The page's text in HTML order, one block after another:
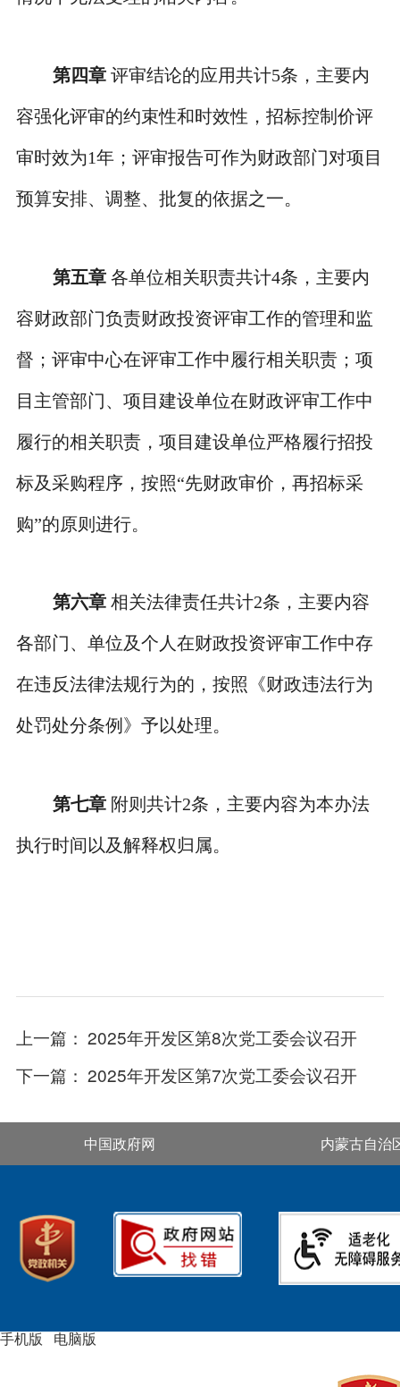
第四章 评审结论的应用共计5条，主要内
容强化评审的约束性和时效性，招标控制价评
审时效为1年；评审报告可作为财政部门对项目
预算安排、调整、批复的依据之一。
第五章 各单位相关职责共计4条，主要内
容财政部门负责财政投资评审工作的管理和监
督；评审中心在评审工作中履行相关职责；项
目主管部门、项目建设单位在财政评审工作中
履行的相关职责，项目建设单位严格履行招投
标及采购程序，按照“先财政审价，再招标采
购”的原则进行。
第六章 相关法律责任共计2条，主要内容
各部门、单位及个人在财政投资评审工作中存
在违反法律法规行为的，按照《财政违法行为
处罚处分条例》予以处理。
第七章 附则共计2条，主要内容为本办法
执行时间以及解释权归属。
上一篇： 2025年开发区第8次党工委会议召开
下一篇： 2025年开发区第7次党工委会议召开
中国政府网 内蒙古自治
手机版|电脑版
主办单位：通辽经济技术开发区管委会